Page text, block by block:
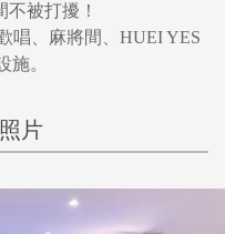
被打擾！
唱、麻將間、HUEI YES
施。
片